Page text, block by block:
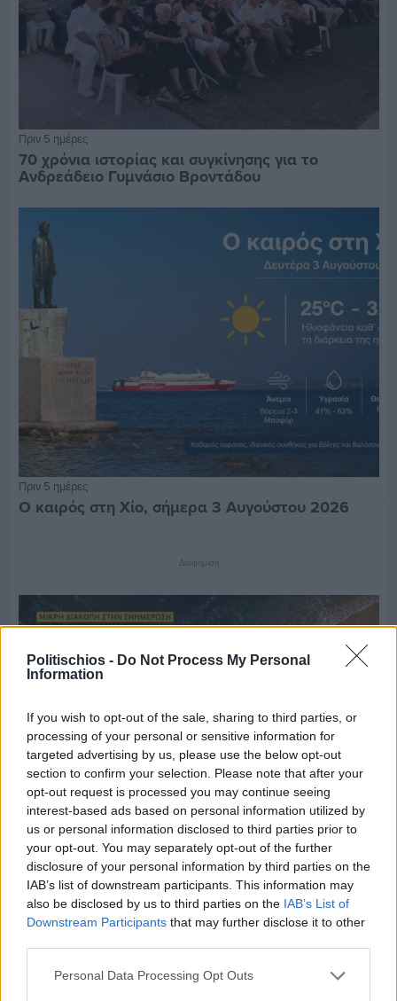
Politischios - Do Not Process My Personal
Information
If you wish to opt-out of the sale, sharing to third parties, or
processing of your personal or sensitive information for
targeted advertising by us, please use the below opt-out
section to confirm your selection. Please note that after your
opt-out request is processed you may continue seeing
interest-based ads based on personal information utilized by
us or personal information disclosed to third parties prior to
your opt-out. You may separately opt-out of the further
disclosure of your personal information by third parties on the
IAB’s list of downstream participants. This information may
also be disclosed by us to third parties on the IAB’s List of
Downstream Participants that may further disclose it to other
Personal Data Processing Opt Outs
Πριν 5 ημέρες
70 χρόνια ιστορίας και συγκίνησης για το
Ανδρεάδειο Γυμνάσιο Βροντάδου
Πριν 5 ημέρες
Ο καιρός στη Χίο, σήμερα 3 Αυγούστου 2026
Διαφήμιση
Πριν 7 ημέρες
Μία μικρή αλλά αναγκαία ανάπαυλα για την
ομάδα του «Πολίτη»